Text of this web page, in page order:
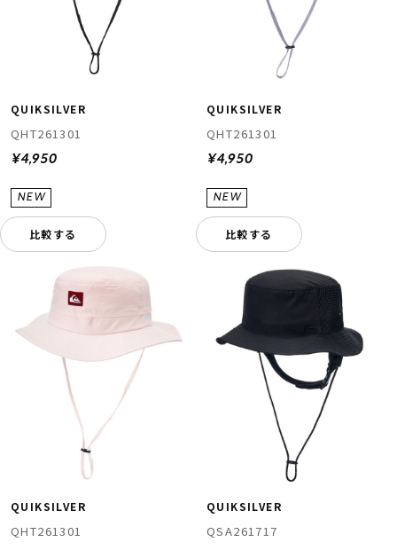
QUIKSILVER
QHT261301
¥4,950
比較する
QUIKSILVER
QHT261301
¥4,950
比較する
QUIKSILVER
QHT261301
QUIKSILVER
QSA261717